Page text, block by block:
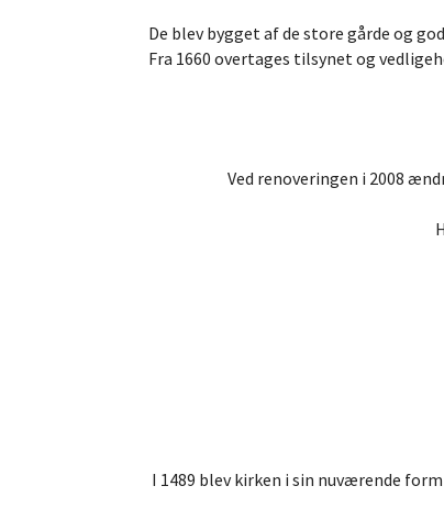
De blev bygget af de store gårde og
Fra 1660 overtages tilsynet og
Ved renoveringen i 2008
I 1489 blev kirken i sin nuværende